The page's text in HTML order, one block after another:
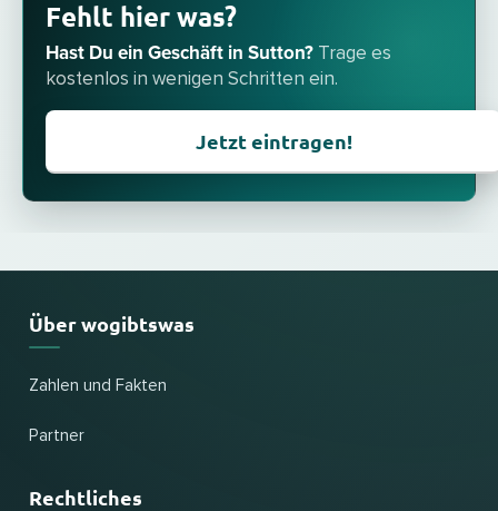
Fehlt hier was?
Hast Du ein Geschäft in Sutton? Trage es
kostenlos in wenigen Schritten ein.
Jetzt eintragen!
Über wogibtswas
Zahlen und Fakten
Partner
Rechtliches